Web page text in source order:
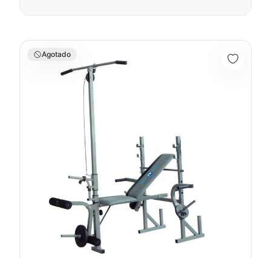
BANCO EJERCICIO MULTIPLE POLEA ALTA WT-307AH - 60088
Agotado